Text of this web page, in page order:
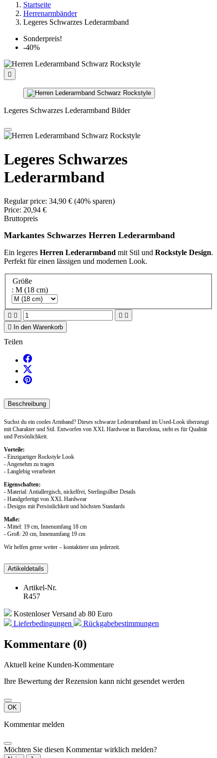
Startseite
Herrenarmbänder
Legeres Schwarzes Lederarmband
Sonderpreis!
-40%

Legeres Schwarzes Lederarmband Bilder
Legeres Schwarzes
Lederarmband
Regular price: 34,90 € (40% sparen)
Price: 20,94 €
Bruttopreis
Markantes Schwarzes Herren Lederarmband
Ein legeres Herren Lederarmband mit Stil und Rockstyle Design.
Perfekt für einen lässigen und modernen Look.
Größe
: M (18 cm)
   

In den Warenkorb
Teilen
Beschreibung
Suchst du ein cooles Armband? Dieses schwarze Lederarmband im Used-Look überzeugt
mit Charakter und Stil. Entworfen von XXL Hardwear in Barcelona, steht es für Qualität
und Persönlichkeit.
Vorteile:
- Einzigartiger Rockstyle Look
- Angenehm zu tragen
- Langlebig verarbeitet
Eigenschaften:
- Material: Antiallergisch, nickelfrei, Sterlingsilber Details
- Handgefertigt von XXL Hardwear
- Designs mit Persönlichkeit und höchsten Standards
Maße:
- Mittel: 19 cm, Innenumfang 18 cm
- Groß: 20 cm, Innenumfang 19 cm
Wir helfen gerne weiter – kontaktiere uns jederzeit.
Artikeldetails
Artikel-Nr.
R457
Kostenloser Versand ab 80 Euro
Lieferbedingungen
Rückgabebestimmungen
Kommentare (0)
Aktuell keine Kunden-Kommentare
Ihre Bewertung der Rezension kann nicht gesendet werden
OK
Kommentar melden
Möchten Sie diesen Kommentar wirklich melden?